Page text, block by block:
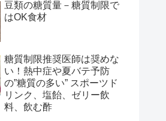
豆類の糖質量－糖質制限で
はOK食材
糖質制限推奨医師は奨めな
い！熱中症や夏バテ予防
の”糖質の多い” スポーツド
リンク、塩飴、ゼリー飲
料、飲む酢